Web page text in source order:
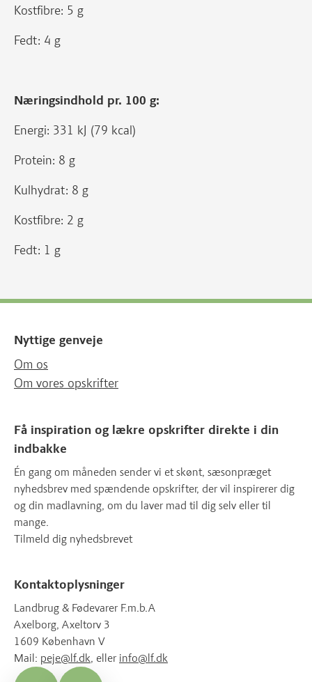
Kostfibre: 5 g
Fedt: 4 g
Næringsindhold pr. 100 g:
Energi: 331 kJ (79 kcal)
Protein: 8 g
Kulhydrat: 8 g
Kostfibre: 2 g
Fedt: 1 g
Nyttige genveje
Om os
Om vores opskrifter
Få inspiration og lækre opskrifter direkte i din
indbakke
Én gang om måneden sender vi et skønt, sæsonpræget
nyhedsbrev med spændende opskrifter, der vil inspirerer dig
og din madlavning, om du laver mad til dig selv eller til
mange.
Tilmeld dig nyhedsbrevet
Kontaktoplysninger
Landbrug & Fødevarer F.m.b.A
Axelborg, Axeltorv 3
1609 København V
Mail: peje@lf.dk, eller info@lf.dk